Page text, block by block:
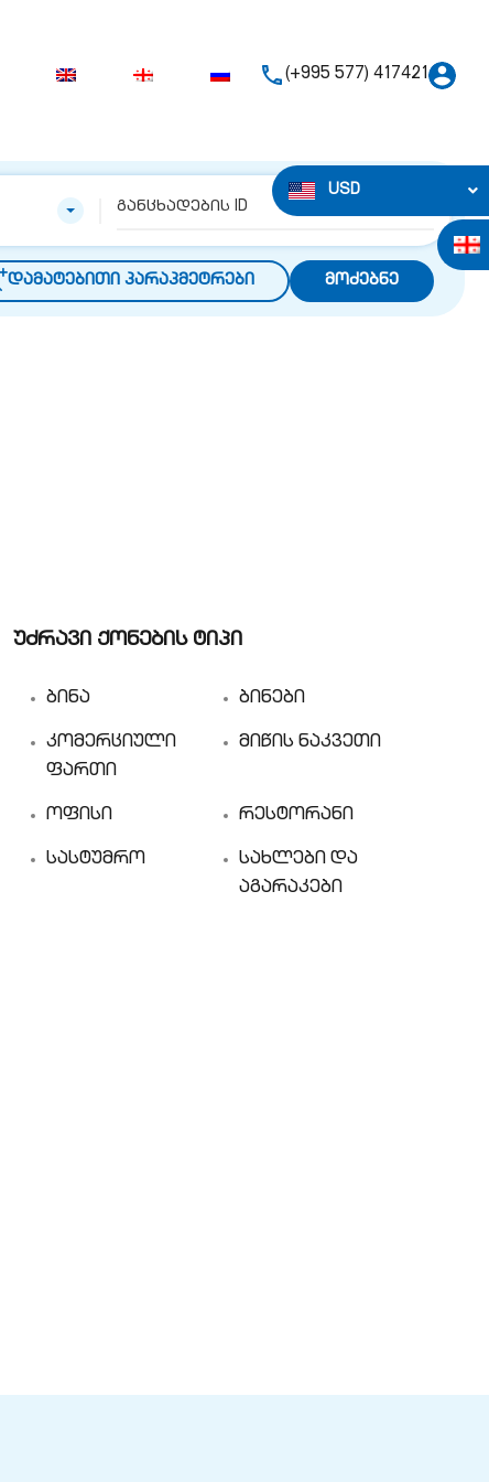
(+995 577) 417421
დამატებითი პარაპმეტრები
მოძებნე
უძრავი ქონების ტიპი
ბინა ბინები
კომერციული
ფართი
მიწის ნაკვეთი
ოფისი რესტორანი
სასტუმრო
სახლები და
აგარაკები
USD